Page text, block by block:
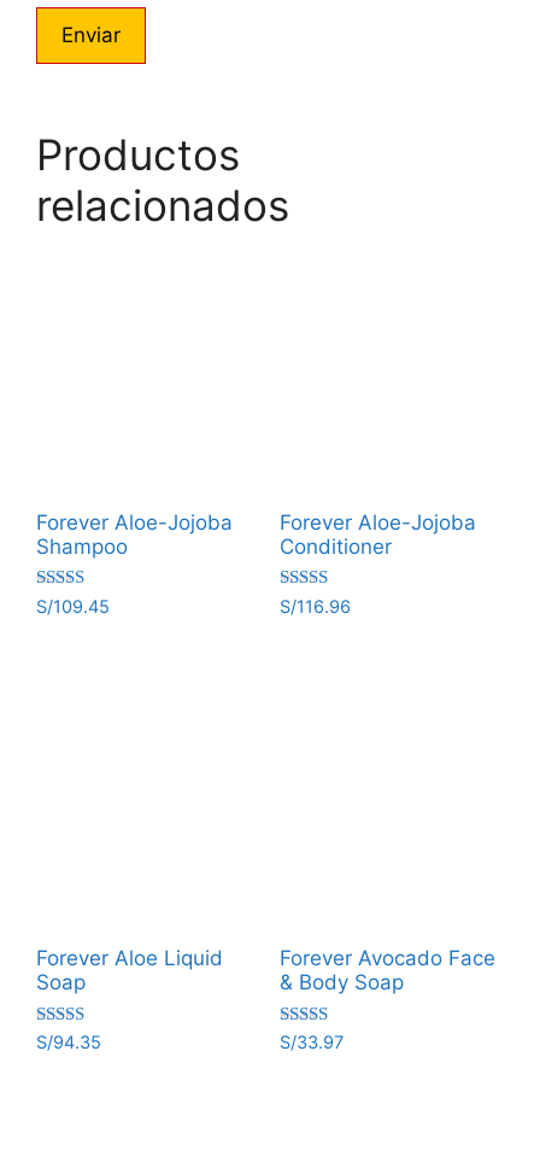
Productos
relacionados
Forever Aloe-Jojoba
Shampoo
Valorado
con
S/109.45
Forever Aloe-Jojoba
Conditioner
Valorado
con
S/116.96
Forever Aloe Liquid
Soap
Valorado
con
S/94.35
Forever Avocado Face
& Body Soap
Valorado
con
S/33.97